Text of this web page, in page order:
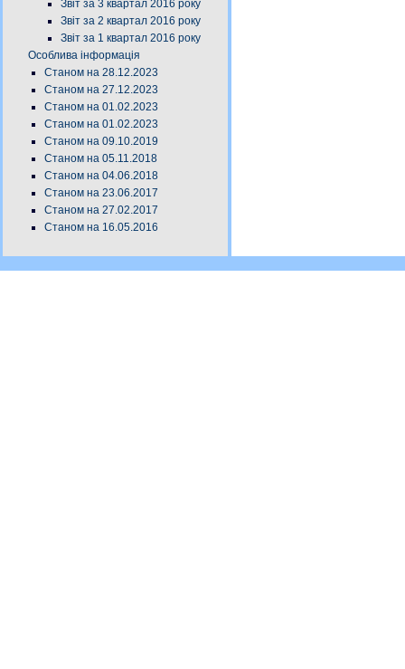
Звіт за 3 квартал 2016 року
Звіт за 2 квартал 2016 року
Звіт за 1 квартал 2016 року
Особлива інформація
Станом на 28.12.2023
Станом на 27.12.2023
Станом на 01.02.2023
Станом на 01.02.2023
Станом на 09.10.2019
Станом на 05.11.2018
Станом на 04.06.2018
Станом на 23.06.2017
Станом на 27.02.2017
Станом на 16.05.2016